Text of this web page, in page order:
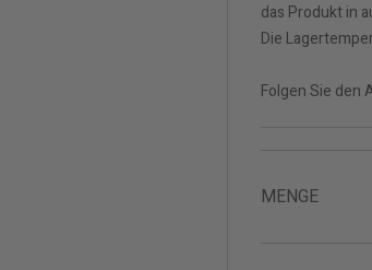
das Produkt in
Die
Folgen Sie den
MENGE